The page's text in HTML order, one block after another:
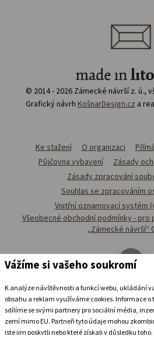
© 2014 - 2026 Zámecké návrší z. ú.,
Grafický návrh KošnarDesign.cz a
Ke stažení O organizaci
Půjčovna vybavení
Zásady
Zásady zpracování
Souhlas se zpracováním
Vnitřní oznamovací systém
Všeobecné obchodní podmínky - pro
„Zámecké návrší“
Vážíme si vašeho soukromí
K analýze návštěvnosti a funkcí webu, ukládání
obsahu a reklam využíváme cookies. Informace o
sdílíme se svými partnery pro sociální média,
zemí mimo EU. Partneři tyto údaje mohou
jste jim poskytli nebo které získali v důsledku